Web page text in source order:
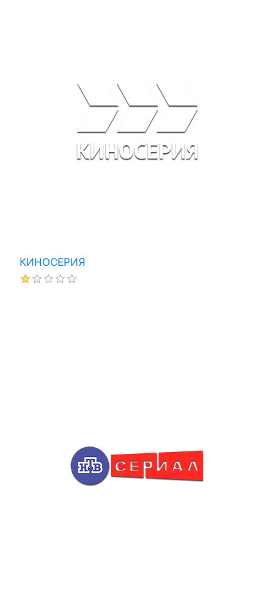
КИНОСЕРИЯ